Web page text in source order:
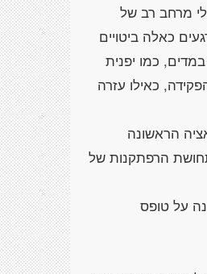
מרחב רב של
כאלה ביטויים
כמו יפנית
כאילו עזרה
הראשונה
הרפתקנות של
על טופס